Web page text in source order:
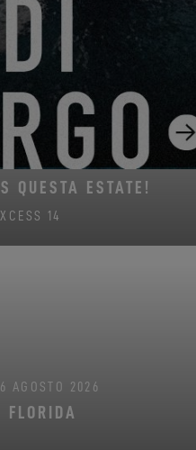
AGOSTO 2026
QUESTA ESTATE!
14
AGOSTO 2026